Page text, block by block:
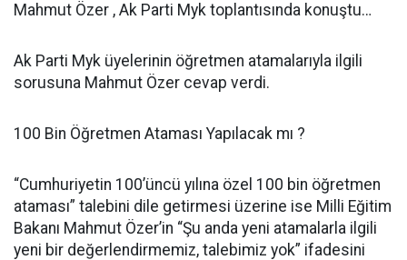
Mahmut Özer , Ak Parti Myk toplantısında konuştu…
Ak Parti Myk üyelerinin öğretmen atamalarıyla ilgili
sorusuna Mahmut Özer cevap verdi.
100 Bin Öğretmen Ataması Yapılacak mı ?
“Cumhuriyetin 100’üncü yılına özel 100 bin öğretmen
ataması” talebini dile getirmesi üzerine ise Milli Eğitim
Bakanı Mahmut Özer’in “Şu anda yeni atamalarla ilgili
yeni bir değerlendirmemiz, talebimiz yok” ifadesini